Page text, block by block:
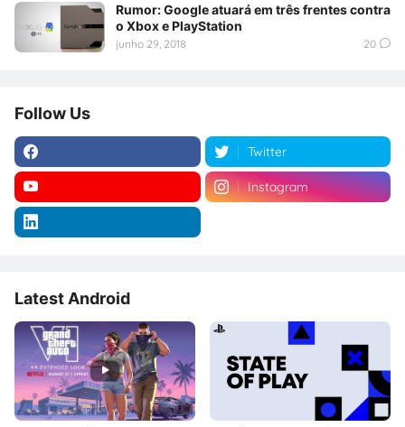
Rumor: Google atuará em três frentes contra
o Xbox e PlayStation
junho 29, 2018 20
Follow Us
Twitter
Instagram
Latest Android